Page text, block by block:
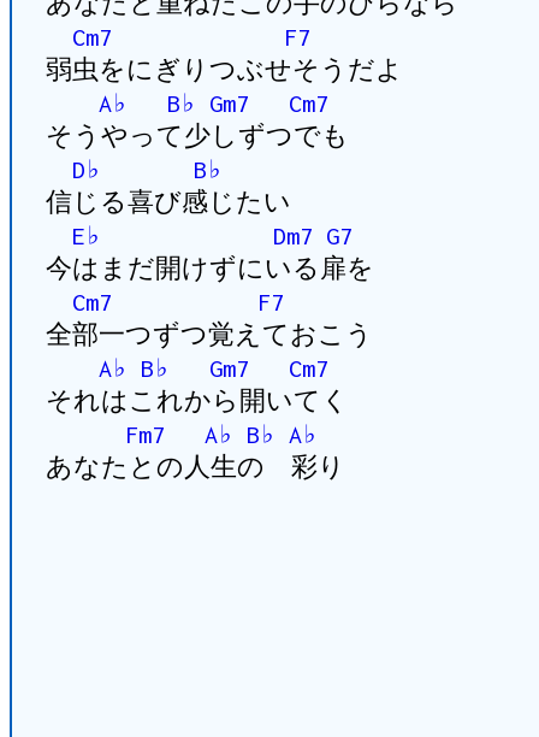
Cm7
F7
弱虫をにぎりつぶせそうだよ
A♭
B♭ Gm7
Cm7
そうやって少しずつでも
D♭
B♭
信じる喜び感じたい
E♭
Dm7 G7
今はまだ開けずにいる扉を
Cm7
F7
全部一つずつ覚えておこう
A♭
B♭ Gm7
Cm7
それはこれから開いてく
Fm7
A♭ B♭
A♭
あなたとの人生の 彩り